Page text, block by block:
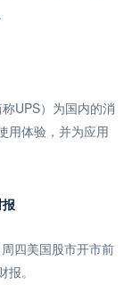
UPS）为国内的消
用体验，并为应用
报
四美国股市开市前
。